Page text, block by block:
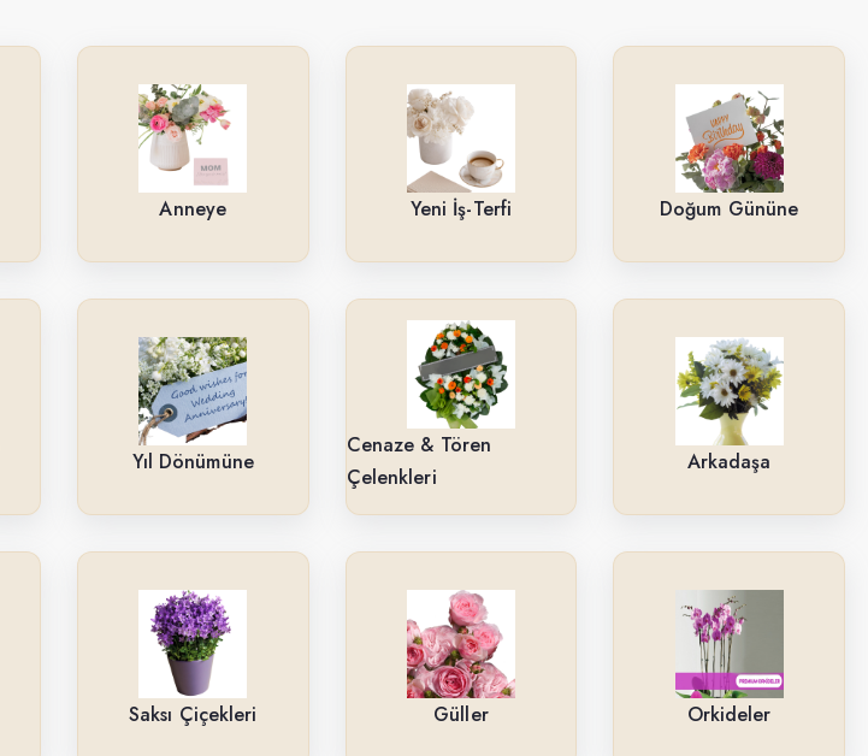
Anneye Yeni İş-Terfi Doğum Gününe
Yıl Dönümüne
Cenaze & Tören
Çelenkleri
Arkadaşa
Saksı Çiçekleri Güller Orkideler